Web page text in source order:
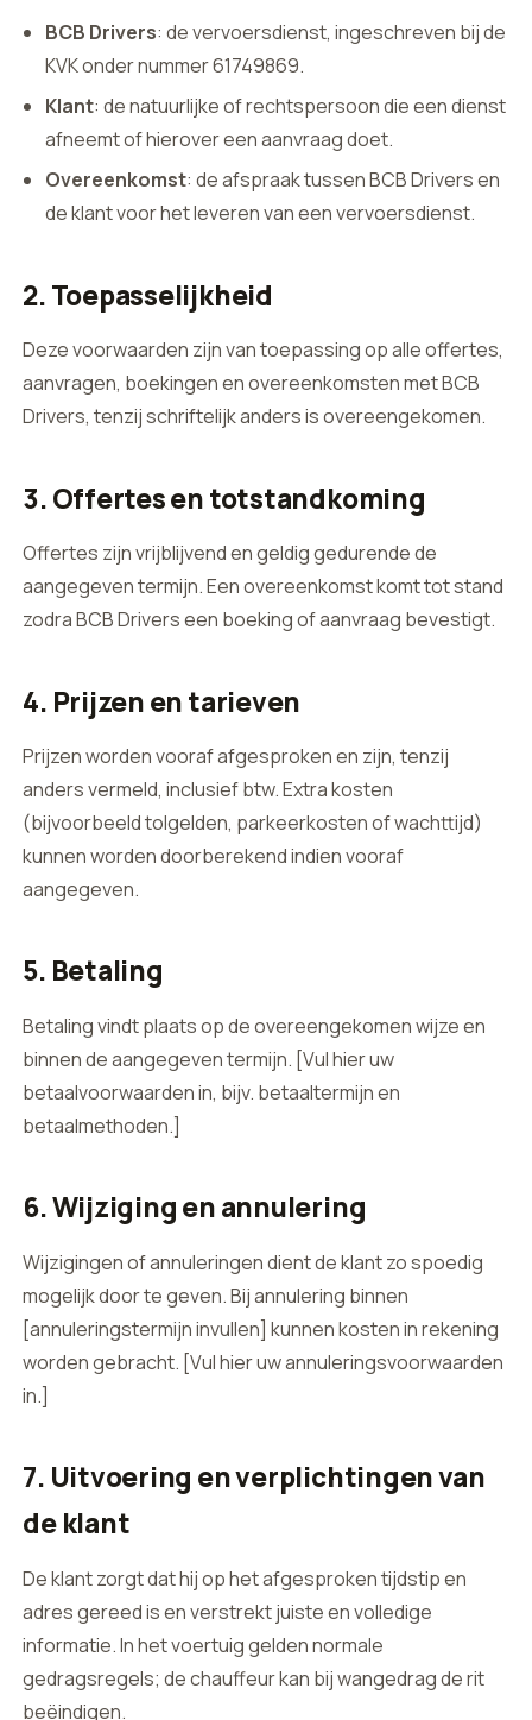
BCB Drivers: de vervoersdienst, ingeschreven bij de
KVK onder nummer 61749869.
Klant: de natuurlijke of rechtspersoon die een dienst
afneemt of hierover een aanvraag doet.
Overeenkomst: de afspraak tussen BCB Drivers en
de klant voor het leveren van een vervoersdienst.
2. Toepasselijkheid
Deze voorwaarden zijn van toepassing op alle offertes,
aanvragen, boekingen en overeenkomsten met BCB
Drivers, tenzij schriftelijk anders is overeengekomen.
3. Offertes en totstandkoming
Offertes zijn vrijblijvend en geldig gedurende de
aangegeven termijn. Een overeenkomst komt tot stand
zodra BCB Drivers een boeking of aanvraag bevestigt.
4. Prijzen en tarieven
Prijzen worden vooraf afgesproken en zijn, tenzij
anders vermeld, inclusief btw. Extra kosten
(bijvoorbeeld tolgelden, parkeerkosten of wachttijd)
kunnen worden doorberekend indien vooraf
aangegeven.
5. Betaling
Betaling vindt plaats op de overeengekomen wijze en
binnen de aangegeven termijn. [Vul hier uw
betaalvoorwaarden in, bijv. betaaltermijn en
betaalmethoden.]
6. Wijziging en annulering
Wijzigingen of annuleringen dient de klant zo spoedig
mogelijk door te geven. Bij annulering binnen
[annuleringstermijn invullen] kunnen kosten in rekening
worden gebracht. [Vul hier uw annuleringsvoorwaarden
in.]
7. Uitvoering en verplichtingen van
de klant
De klant zorgt dat hij op het afgesproken tijdstip en
adres gereed is en verstrekt juiste en volledige
informatie. In het voertuig gelden normale
gedragsregels; de chauffeur kan bij wangedrag de rit
beëindigen.